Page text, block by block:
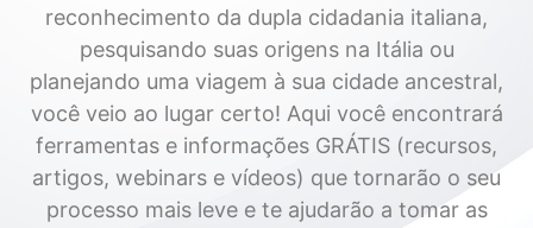
reconhecimento da dupla cidadania italiana,
pesquisando suas origens na Itália ou
planejando uma viagem à sua cidade ancestral,
você veio ao lugar certo! Aqui você encontrará
ferramentas e informações GRÁTIS (recursos,
artigos, webinars e vídeos) que tornarão o seu
processo mais leve e te ajudarão a tomar as